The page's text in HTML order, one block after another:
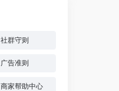
社群守则
广告准则
商家帮助中心